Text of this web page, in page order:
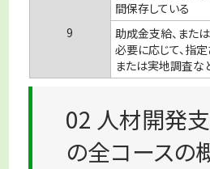
間保存している
9
助成金支給、また
必要に応じて、指
または実地調査な
02 人材開発
の全コースの